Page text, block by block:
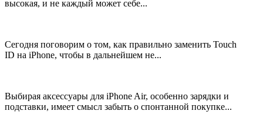
высокая, и не каждый может себе...
Сегодня поговорим о том, как правильно заменить Touch
ID на iPhone, чтобы в дальнейшем не...
Выбирая аксессуары для iPhone Air, особенно зарядки и
подставки, имеет смысл забыть о спонтанной покупке...